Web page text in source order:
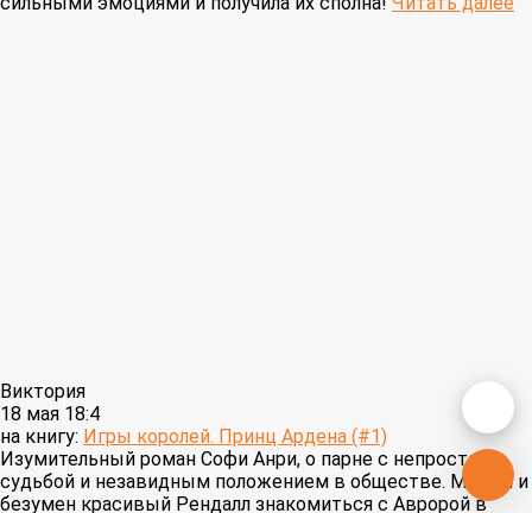
Виктория
18 мая 18:4
на книгу: Игры королей. Принц Ардена (#1)
Изумительный роман Софи Анри, о парне с непростой
судьбой и незавидным положением в обществе. Милый и
безумен красивый Рендалл знакомиться с Авророй в